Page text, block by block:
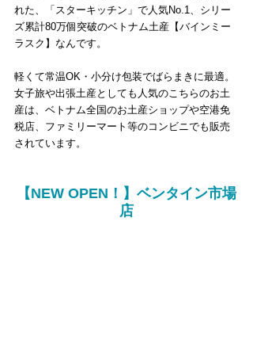
れた、「スターキッチン」で人気No.1、シリー
ズ累計80万個突破のベトナム土産【バインミー
ラスク】なんです。
軽くて常温OK・小分け包装でばらまきに最適。
女子旅や出張土産としても人気のこちらのお土
産は、ベトナム全国のお土産ショップや空港免
税店、ファミリーマート等のコンビニでも販売
されています。
【NEW OPEN！】ベンタイン市場
店